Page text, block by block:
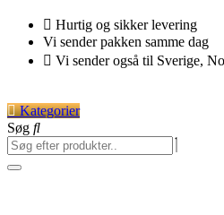
Videre
indhold
Hurtig og sikker levering
Vi sender pakken samme dag
Vi sender også til Sverige,
Kategorier
Søg